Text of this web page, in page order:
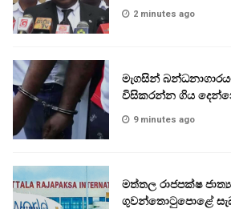
2 minutes ago
මැගසින්
විසිකරන්න ගිය
9 minutes ago
මත්තල රාජපක්ෂ
ගුවන්තොටුපොළේ